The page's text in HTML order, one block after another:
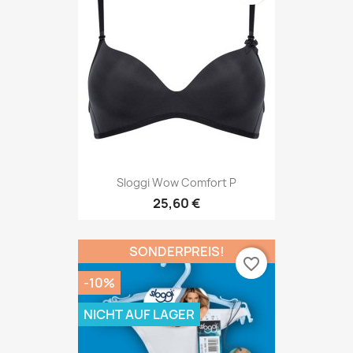
Sloggi Wow Comfort P
25,60 €
SONDERPREIS!
-10%
NICHT AUF LAGER
favorite_border